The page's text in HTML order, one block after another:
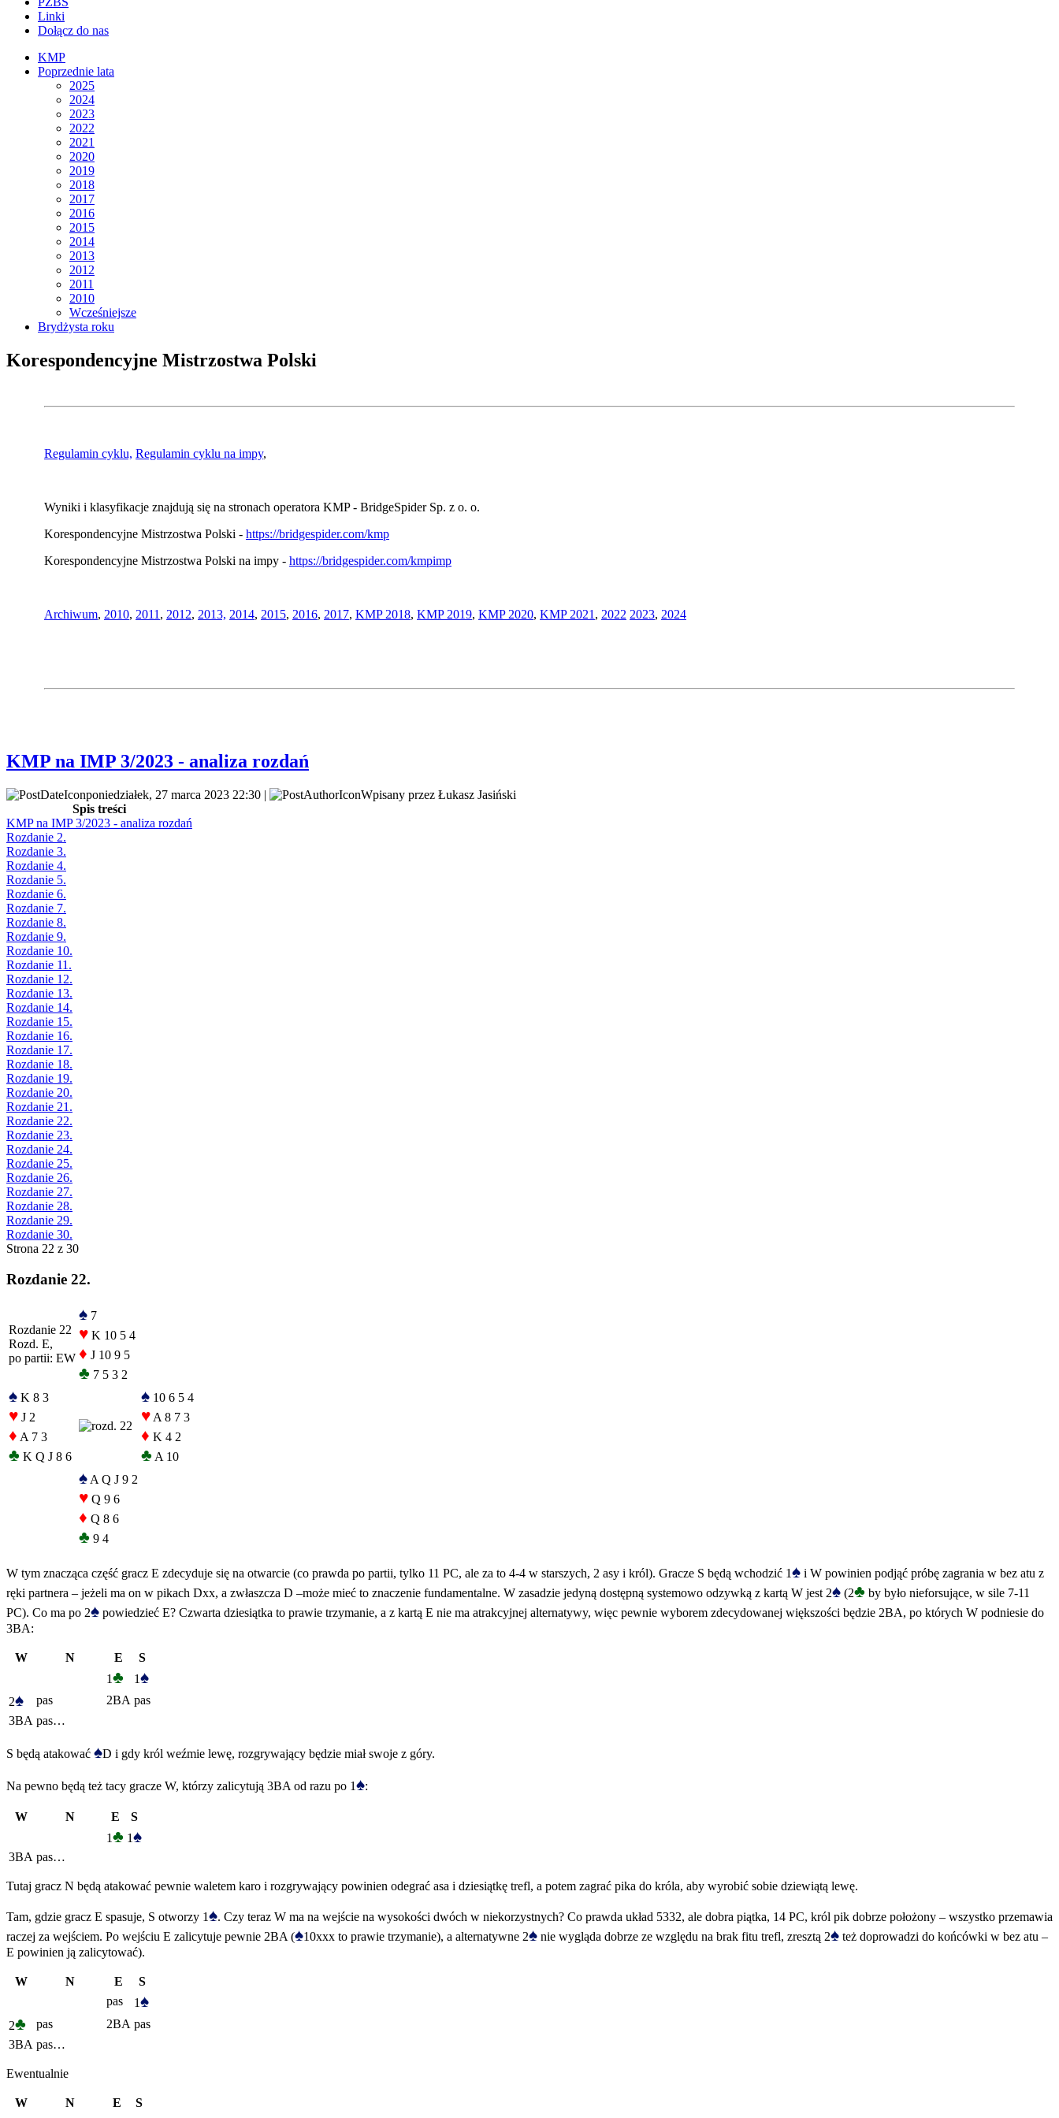
Linki
Dołącz do nas
KMP
Poprzednie lata
2025
2024
2023
2022
2021
2020
2019
2018
2017
2016
2015
2014
2013
2012
2011
2010
Wcześniejsze
Brydżysta roku
Korespondencyjne Mistrzostwa Polski
Regulamin cyklu, Regulamin cyklu na impy,
Wyniki i klasyfikacje znajdują się na stronach operatora KMP - BridgeSpider Sp. z o. o.
Korespondencyjne Mistrzostwa Polski - https://bridgespider.com/kmp
Korespondencyjne Mistrzostwa Polski na impy - https://bridgespider.com/kmpimp
Archiwum, 2010, 2011 , 2012, 2013, 2014, 2015, 2016, 2017, KMP 2018, KMP 2019, KMP 2020, KMP 2021 , 2022 2023, 2024
KMP na IMP 3/2023 - analiza rozdań
poniedziałek, 27 marca 2023 22:30 |
Wpisany przez Łukasz Jasiński
Spis treści
KMP na IMP 3/2023 - analiza rozdań
Rozdanie 2.
Rozdanie 3.
Rozdanie 4.
Rozdanie 5.
Rozdanie 6.
Rozdanie 7.
Rozdanie 8.
Rozdanie 9.
Rozdanie 10.
Rozdanie 11.
Rozdanie 12.
Rozdanie 13.
Rozdanie 14.
Rozdanie 15.
Rozdanie 16.
Rozdanie 17.
Rozdanie 18.
Rozdanie 19.
Rozdanie 20.
Rozdanie 21.
Rozdanie 22.
Rozdanie 23.
Rozdanie 24.
Rozdanie 25.
Rozdanie 26.
Rozdanie 27.
Rozdanie 28.
Rozdanie 29.
Rozdanie 30.
Strona 22 z 30
Rozdanie 22.
Rozdanie 22
Rozd. E,
po partii: EW
♠ 7
♥ K 10 5 4
♦ J 10 9 5
♣ 7 5 3 2
♠ K 8 3
♥ J 2
♦ A 7 3
♣ K Q J 8 6
♠ 10 6 5 4
♥ A 8 7 3
♦ K 4 2
♣ A 10
♠ A Q J 9 2
♥ Q 9 6
♦ Q 8 6
♣ 9 4
W tym znacząca część gracz E zdecyduje się na otwarcie (co prawda po partii, tylko 11 PC, ale za to 4-4 w starszych, 2 asy i król). Gracze S będą wchodzić 1♠ i W powinien podjąć próbę zagrania w bez atu z
ręki partnera – jeżeli ma on w pikach Dxx, a zwłaszcza D –może mieć to znaczenie fundamentalne. W zasadzie jedyną dostępną systemowo odzywką z kartą W jest 2♠ (2♣ by było nieforsujące, w sile 7-11
PC). Co ma po 2♠ powiedzieć E? Czwarta dziesiątka to prawie trzymanie, a z kartą E nie ma atrakcyjnej alternatywy, więc pewnie wyborem zdecydowanej większości będzie 2BA, po których W podniesie do
3BA:
W N E
S
1♣ 1♠
2♠ pas 2BA pas
3BA pas…
S będą atakować ♠D i gdy król weźmie lewę, rozgrywający będzie miał swoje z góry.
Na pewno będą też tacy gracze W, którzy zalicytują 3BA od razu po 1♠:
W N E
S
1♣ 1♠
3BA pas…
Tutaj gracz N będą atakować pewnie waletem karo i rozgrywający powinien odegrać asa i dziesiątkę trefl, a potem zagrać pika do króla, aby wyrobić sobie dziewiątą lewę.
Tam, gdzie gracz E spasuje, S otworzy 1♠. Czy teraz W ma na wejście na wysokości dwóch w niekorzystnych? Co prawda układ 5332, ale dobra piątka, 14 PC, król pik dobrze położony – wszystko przemawia
raczej za wejściem. Po wejściu E zalicytuje pewnie 2BA (♠10xxx to prawie trzymanie), a alternatywne 2♠ nie wygląda dobrze ze względu na brak fitu trefl, zresztą 2♠ też doprowadzi do końcówki w bez atu –
E powinien ją zalicytować).
W N E
S
pas
1♠
2♣ pas 2BA pas
3BA pas…
Ewentualnie
W N E
S